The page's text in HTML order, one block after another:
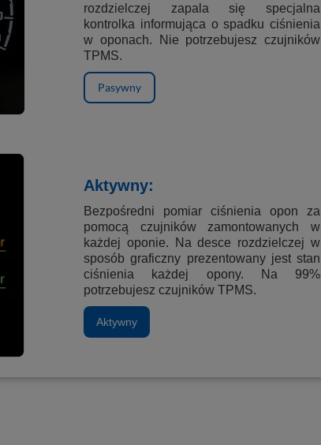
rozdzielczej zapala się specjalna
kontrolka informująca o spadku ciśnienia
w oponach. Nie potrzebujesz czujników
TPMS.
Pasywny
Aktywny:
Bezpośredni pomiar ciśnienia opon za
pomocą czujników zamontowanych w
każdej oponie. Na desce rozdzielczej w
sposób graficzny prezentowany jest stan
ciśnienia każdej opony. Na 99%
potrzebujesz czujników TPMS.
Aktywny